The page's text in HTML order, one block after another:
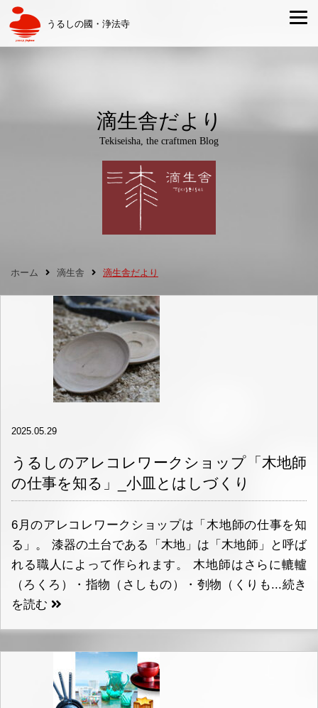
うるしの國・浄法寺
滴生舎だより
Tekiseisha, the craftmen Blog
ホーム 滴生舎 滴生舎だより
2025.05.29
うるしのアレコレワークショップ「木地師
の仕事を知る」_小皿とはしづくり
6月のアレコレワークショップは「木地師の仕事を知
る」。 漆器の土台である「木地」は「木地師」と呼ば
れる職人によって作られます。 木地師はさらに轆轤
（ろくろ）・指物（さしもの）・刳物（くりも...続き
を読む